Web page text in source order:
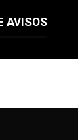
AVISOS